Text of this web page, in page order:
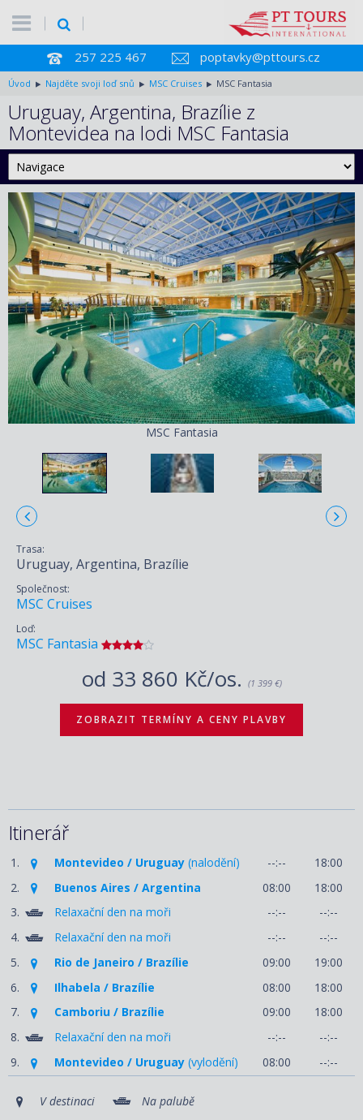
257 225 467 poptavky@pttours.cz
Úvod Najděte svoji loď snů MSC Cruises MSC Fantasia
Uruguay, Argentina, Brazílie z
Montevidea na lodi MSC Fantasia
MSC Fantasia
Trasa:
Uruguay, Argentina, Brazílie
Společnost:
MSC Cruises
Loď:
MSC Fantasia
od 33 860 Kč/os. (1 399 €)
ZOBRAZIT TERMÍNY A CENY PLAVBY
Itinerář
1. Montevideo / Uruguay (nalodění) --:--
18:00
2.
Buenos Aires / Argentina 08:00
18:00
3.
Relaxační den na moři --:--
--:--
4.
Relaxační den na moři --:--
--:--
5.
Rio de Janeiro / Brazílie 09:00
19:00
6.
Ilhabela / Brazílie 08:00
18:00
7.
Camboriu / Brazílie 09:00
18:00
8.
Relaxační den na moři --:--
--:--
9.
Montevideo / Uruguay (vylodění) 08:00 --:--
V destinaci Na palubě